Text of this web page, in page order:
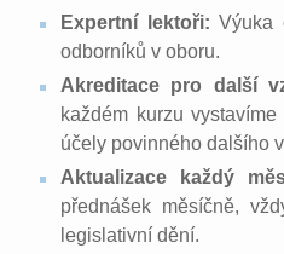
Expertní lektoři:Výuka
odborníků v oboru.
Akreditace pro další
každém kurzu
účely povinného dalšího
Aktualizace každý
přednášek měsíčně,
legislativní dění.